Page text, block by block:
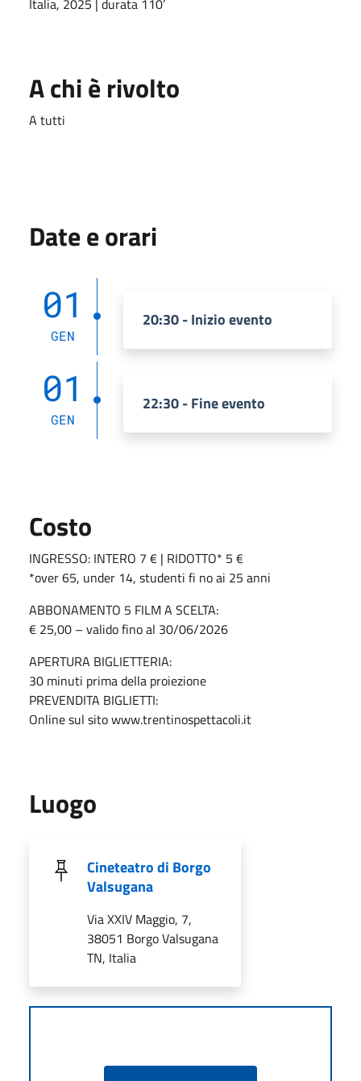
A chi è rivolto
A tutti
Date e orari
01
GEN
20:30 - Inizio evento
01
GEN
22:30 - Fine evento
Costo
INGRESSO: INTERO 7 € | RIDOTTO* 5 €
*over 65, under 14, studenti fi no ai 25 anni
ABBONAMENTO 5 FILM A SCELTA:
€ 25,00 – valido fino al 30/06/2026
APERTURA BIGLIETTERIA:
30 minuti prima della proiezione
PREVENDITA BIGLIETTI:
Online sul sito www.trentinospettacoli.it
Luogo
Cineteatro di Borgo
Valsugana
Via XXIV Maggio, 7,
38051 Borgo Valsugana
TN, Italia